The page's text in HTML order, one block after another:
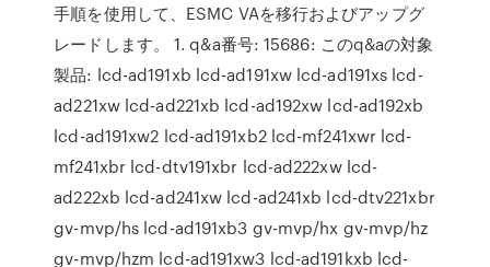
手順を使用して、ESMC VAを移行およびアップグ
レードします。 1. q&a番号: 15686: このq&aの対象
製品: lcd-ad191xb lcd-ad191xw lcd-ad191xs lcd-
ad221xw lcd-ad221xb lcd-ad192xw lcd-ad192xb
lcd-ad191xw2 lcd-ad191xb2 lcd-mf241xwr lcd-
mf241xbr lcd-dtv191xbr lcd-ad222xw lcd-
ad222xb lcd-ad241xw lcd-ad241xb lcd-dtv221xbr
gv-mvp/hs lcd-ad191xb3 gv-mvp/hx gv-mvp/hz
gv-mvp/hzm lcd-ad191xw3 lcd-ad191kxb lcd-